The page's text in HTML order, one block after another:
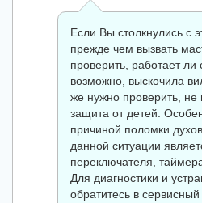
Если Вы столкнулись с
прежде чем вызвать
проверить, работает ли
возможно, выскочила
же нужно проверить, не
защита от детей.
причиной поломки
данной ситуации
переключателя,
Для диагностики и
обратитесь в